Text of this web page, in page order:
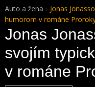
Auto a žena
Jonas
humorom v románe
Jonas
svojím
v románe